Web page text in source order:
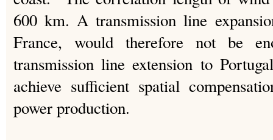
600 km. A transmission line
France, would therefore not be
transmission line extension to
achieve sufficient spatial
power production.